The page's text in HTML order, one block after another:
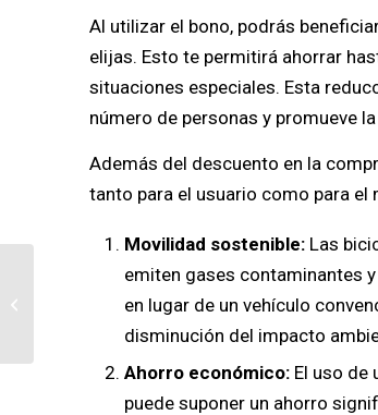
Al utilizar el bono, podrás
elijas. Esto te permitirá ahorrar
situaciones especiales. Esta
número de personas y promueve
Además del descuento en la
tanto para el usuario como para
Movilidad sostenible: Las
emiten gases contaminantes
en lugar de un vehículo
disminución del impacto
Ahorro económico: El uso de
puede suponer un ahorro
Llevar una vida eco y
contribuir al medio